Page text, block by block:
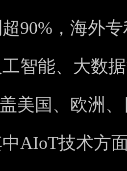
90%，海外
智能、大数
美国、欧洲
AIoT技术方